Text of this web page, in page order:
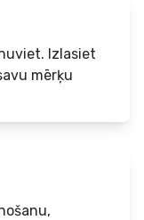
Izlasiet
mērķu